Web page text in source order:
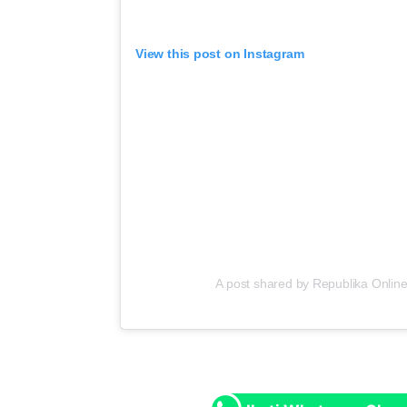
View this post on Instagram
A post shared by Republika